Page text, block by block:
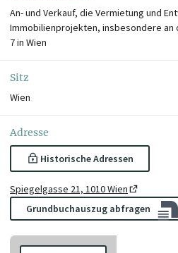
An- und Verkauf, die Vermietung und
Immobilienprojekten, insbesondere
7 in Wien
Sitz
Wien
Adresse
Historische Adressen
Spiegelgasse 21, 1010 Wien
Grundbuchauszug abfragen